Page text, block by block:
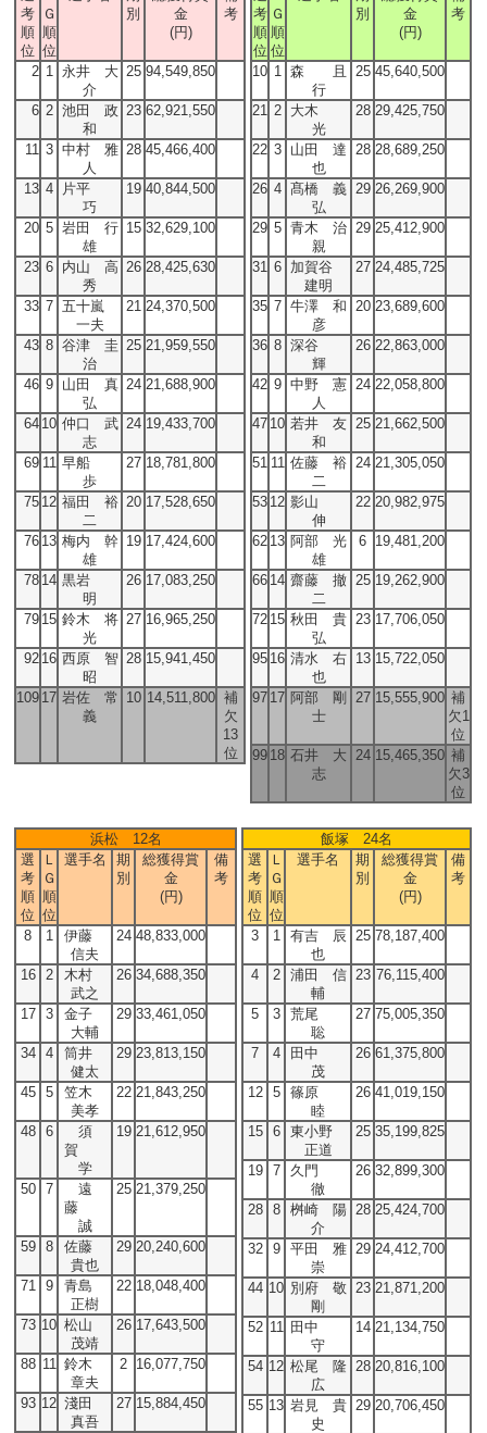
考
順
位
Ｇ
順
位
別
金
(円)
考
2 1 永井 大
介
25 94,549,850
6 2 池田 政
和
23 62,921,550
11 3 中村 雅
人
28 45,466,400
13 4
片平
巧
19 40,844,500
20 5 岩田 行
雄
15 32,629,100
23 6
内山 高
秀
26 28,425,630
33 7 五十嵐
一夫
21 24,370,500
43 8 谷津 圭
治
25 21,959,550
46 9
山田 真
弘
24 21,688,900
64 10 仲口 武
志
24 19,433,700
69 11 早船
歩
27 18,781,800
75 12 福田 裕
二
20 17,528,650
76 13 梅内 幹
雄
19 17,424,600
78 14 黒岩
明
26 17,083,250
79 15 鈴木 将
光
27 16,965,250
92 16 西原 智
昭
28 15,941,450
109 17 岩佐 常
義
10 14,511,800 補
欠
13
位
考
順
位
Ｇ
順
位
別
金
(円)
考
10 1 森 且
行
25 45,640,500
21 2
大木
光
28 29,425,750
22 3
山田 達
也
28 28,689,250
26 4 髙橋 義
弘
29 26,269,900
29 5 青木 治
親
29 25,412,900
31 6
加賀谷
建明
27 24,485,725
35 7 牛澤 和
彦
20 23,689,600
36 8 深谷
輝
26 22,863,000
42 9 中野 憲
人
24 22,058,800
47 10 若井 友
和
25 21,662,500
51 11 佐藤 裕
二
24 21,305,050
53 12 影山
伸
22 20,982,975
62 13 阿部 光
雄
6 19,481,200
66 14 齋藤 撤
二
25 19,262,900
72 15 秋田 貴
弘
23 17,706,050
95 16 清水 右
也
13 15,722,050
97 17 阿部 剛
士
27 15,555,900 補
欠1
位
99 18 石井 大
志
24 15,465,350 補
欠3
位
浜松 12名
選
考
順
位
Ｌ
Ｇ
順
位
選手名
期
別
総獲得賞
金
(円)
備
考
8 1
伊藤
信夫
24 48,833,000
16 2
木村
武之
26 34,688,350
17 3
金子
大輔
29 33,461,050
34 4
筒井
健太
29 23,813,150
45 5
笠木
美孝
22 21,843,250
48 6
須
賀
学
19 21,612,950
50 7
遠
藤
誠
25 21,379,250
59 8
佐藤
貴也
29 20,240,600
71 9
青島
正樹
22 18,048,400
73 10 松山
茂靖
26 17,643,500
88 11 鈴木
章夫
2 16,077,750
93 12 淺田
真吾
27 15,884,450
飯塚 24名
選
考
順
位
Ｌ
Ｇ
順
位
選手名
期
別
総獲得賞
金
(円)
備
考
3 1
有吉 辰
也
25 78,187,400
4 2
浦田 信
輔
23 76,115,400
5 3
荒尾
聡
27 75,005,350
7 4
田中
茂
26 61,375,800
12 5
篠原
睦
26 41,019,150
15 6
東小野
正道
25 35,199,825
19 7
久門
徹
26 32,899,300
28 8
桝崎 陽
介
28 25,424,700
32 9
平田 雅
崇
29 24,412,700
44 10 別府 敬
剛
23 21,871,200
52 11 田中
守
14 21,134,750
54 12 松尾 隆
広
28 20,816,100
55 13 岩見 貴
史
29 20,706,450